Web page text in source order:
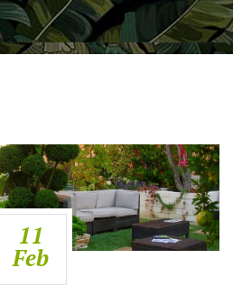
11
Feb